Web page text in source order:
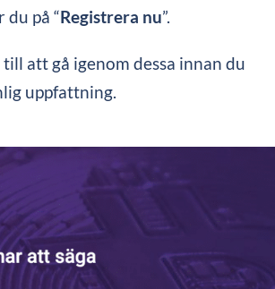
på “Registrera nu”.
att gå igenom dessa innan du
uppfattning.